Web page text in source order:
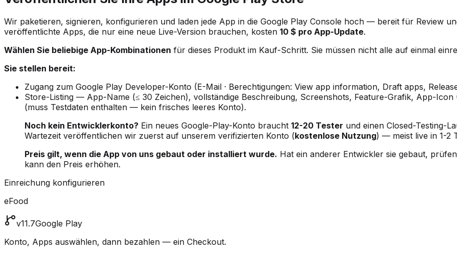
Wir paketieren, signieren, konfigurieren und laden jede App in die Google Play Console hoch — bereit für Review
veröffentlichte Apps, die nur eine neue Live-Version brauchen, kosten 10 $ pro App-Update.
Wählen Sie beliebige App-Kombinationen für dieses Produkt im Kauf-Schritt. Sie müssen nicht alle auf einmal
Sie stellen bereit:
Zugang zum Google Play Developer-Konto (E-Mail · Berechtigungen: View app information, Draft apps,
Store-Listing — App-Name (≤ 30 Zeichen), vollständige Beschreibung, Screenshots, Feature-Grafik, App-Icon
(muss Testdaten enthalten — kein frisches leeres Konto).
Noch kein Entwicklerkonto? Ein neues Google-Play-Konto braucht 12-20 Tester und einen Closed-Testing-
Wartezeit veröffentlichen wir zuerst auf unserem verifizierten Konto (kostenlose Nutzung) — meist live in 1-2
Preis gilt, wenn die App von uns gebaut oder installiert wurde. Hat ein anderer Entwickler sie gebaut,
kann den Preis erhöhen.
Einreichung konfigurieren
eFood
v11.7Google Play
Konto, Apps auswählen, dann bezahlen — ein Checkout.